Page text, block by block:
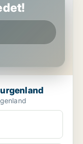
Burgenland
Burgenland